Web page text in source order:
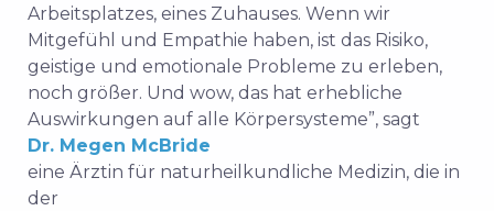
Arbeitsplatzes, eines Zuhauses. Wenn wir
Mitgefühl und Empathie haben, ist das Risiko,
geistige und emotionale Probleme zu erleben,
noch größer. Und wow, das hat erhebliche
Auswirkungen auf alle Körpersysteme”, sagt
Dr. Megen McBride
eine Ärztin für naturheilkundliche Medizin, die in
der